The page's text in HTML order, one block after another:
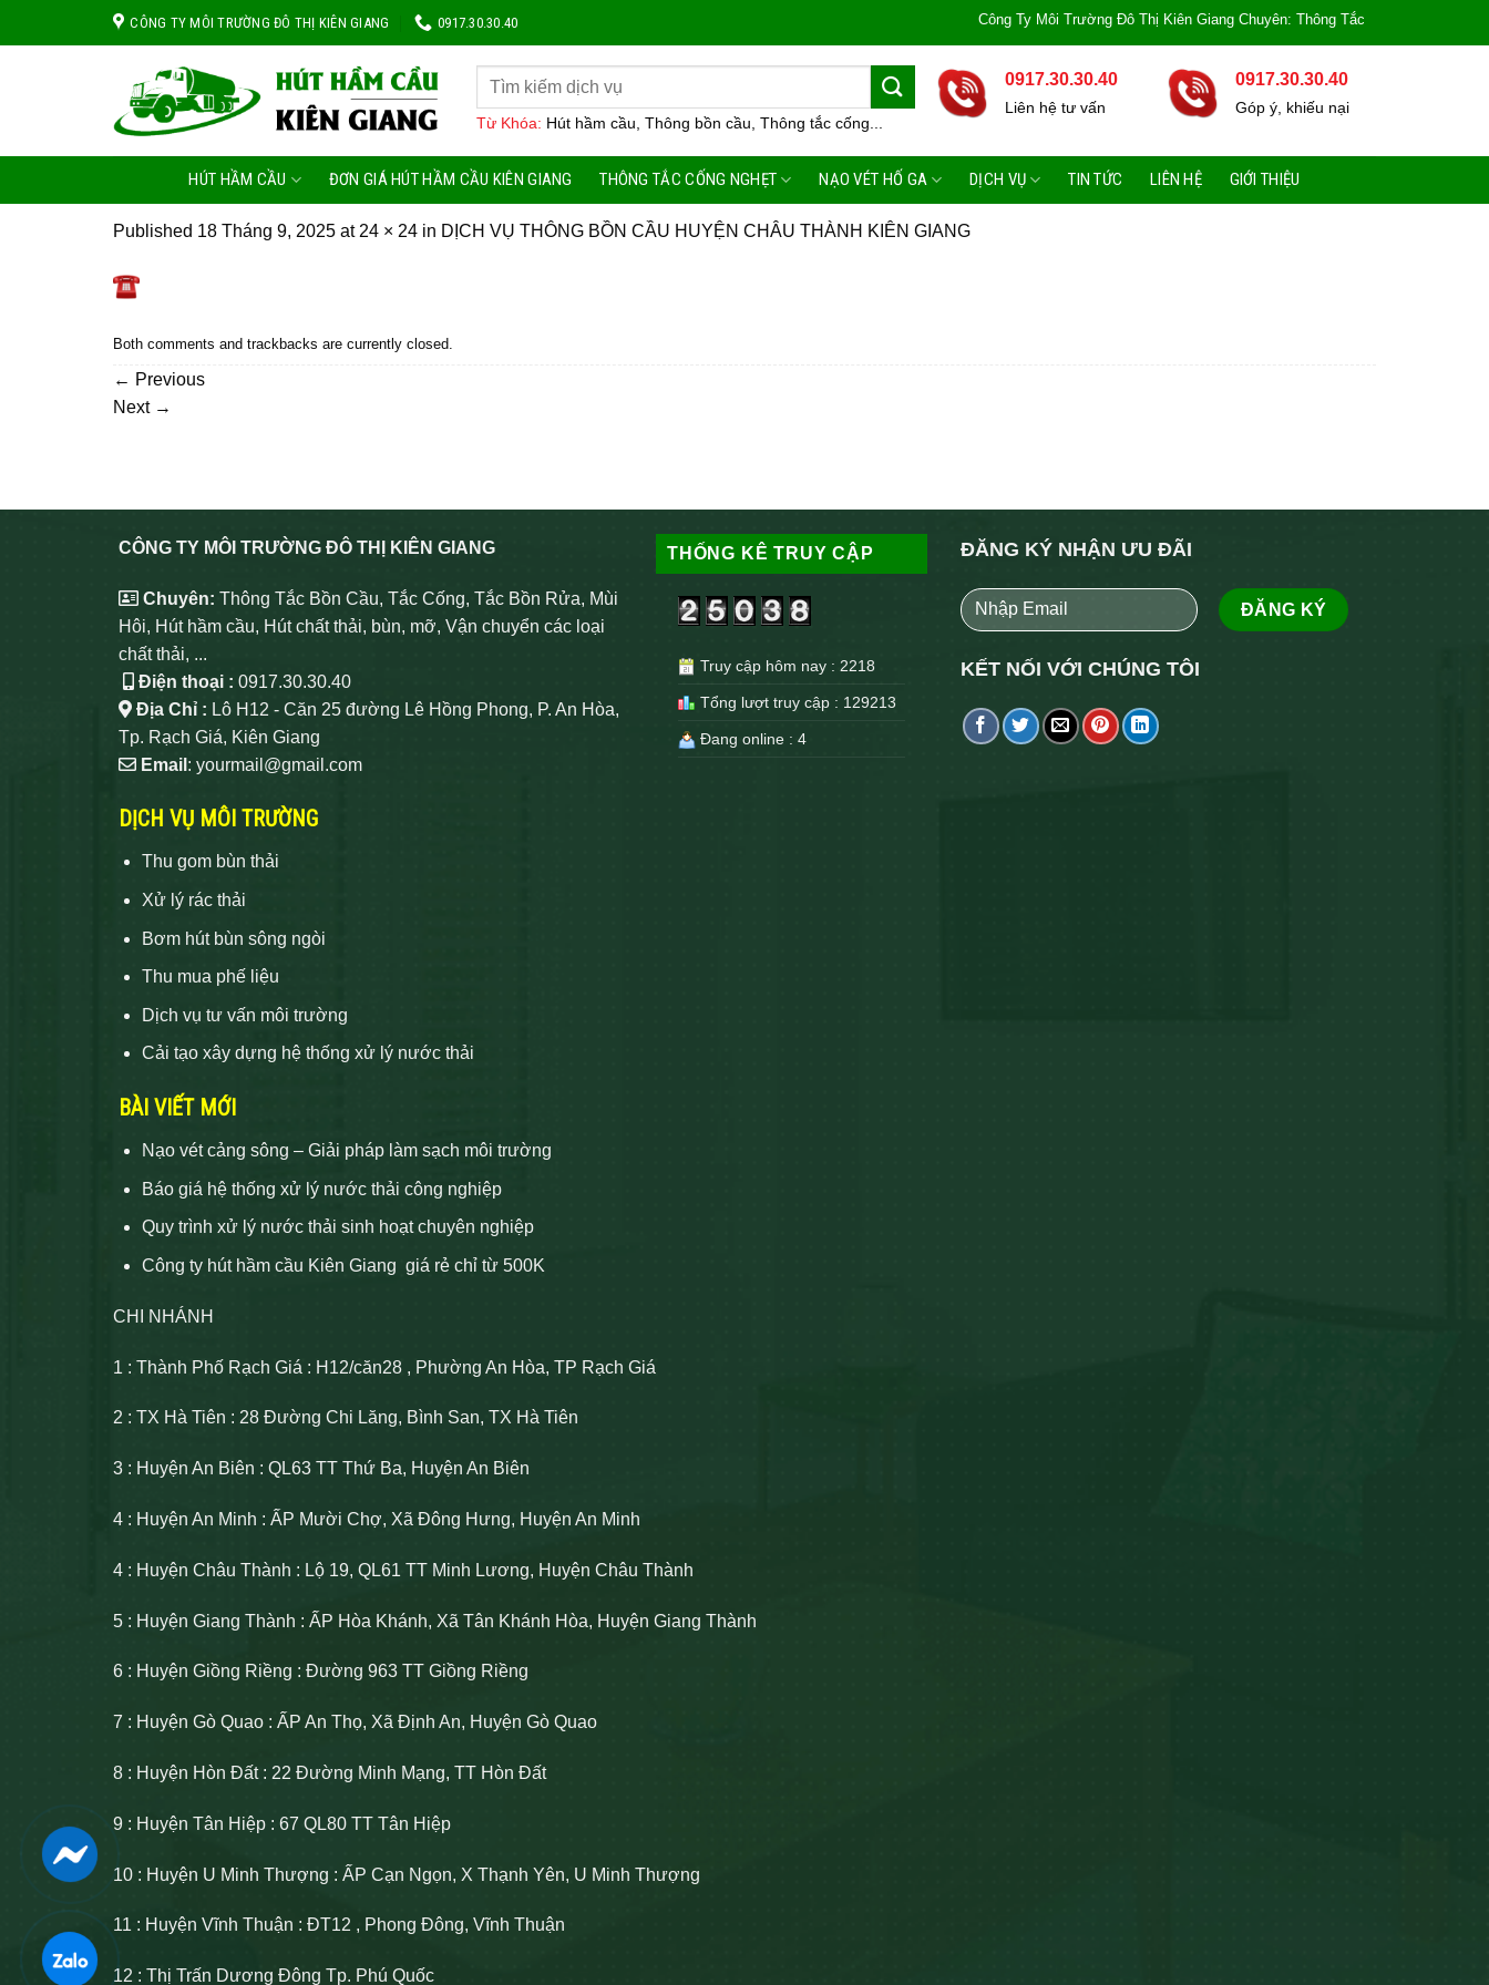
CÔNG TY MÔI TRƯỜNG ĐÔ THỊ KIÊN GIANG 0917.30.30.40 Công Ty Môi Trường Đô Thị Kiên Giang Chuyên: Thông Tắc Bồn Cầu, Tắc Cống,
Từ Khóa: Hút hầm cầu, Thông bồn cầu, Thông tắc cống...
0917.30.30.40
Liên hệ tư vấn
0917.30.30.40
Góp ý, khiếu nại
HÚT HẦM CẦU ĐƠN GIÁ HÚT HẦM CẦU KIÊN GIANG THÔNG TẮC CỐNG NGHẸT NẠO VÉT HỐ GA DỊCH VỤ TIN TỨC LIÊN HỆ GIỚI THIỆU
Published 18 Tháng 9, 2025 at 24 × 24 in DỊCH VỤ THÔNG BỒN CẦU HUYỆN CHÂU THÀNH KIÊN GIANG
Both comments and trackbacks are currently closed.
← Previous
Next →
CÔNG TY MÔI TRƯỜNG ĐÔ THỊ KIÊN GIANG
Chuyên: Thông Tắc Bồn Cầu, Tắc Cống, Tắc Bồn Rửa, Mùi
Hôi, Hút hầm cầu, Hút chất thải, bùn, mỡ, Vận chuyển các loại
chất thải, ...
Điện thoại : 0917.30.30.40
Địa Chỉ : Lô H12 - Căn 25 đường Lê Hồng Phong, P. An Hòa,
Tp. Rạch Giá, Kiên Giang
Email : yourmail@gmail.com
DỊCH VỤ MÔI TRƯỜNG
Thu gom bùn thải
Xử lý rác thải
Bơm hút bùn sông ngòi
Thu mua phế liệu
Dịch vụ tư vấn môi trường
Cải tạo xây dựng hệ thống xử lý nước thải
BÀI VIẾT MỚI
Nạo vét cảng sông – Giải pháp làm sạch môi trường
Báo giá hệ thống xử lý nước thải công nghiệp
Quy trình xử lý nước thải sinh hoạt chuyên nghiệp
Công ty hút hầm cầu Kiên Giang giá rẻ chỉ từ 500K
THỐNG KÊ TRUY CẬP
Truy cập hôm nay : 2218
Tổng lượt truy cập : 129213
Đang online : 4
ĐĂNG KÝ NHẬN ƯU ĐÃI
KẾT NỐI VỚI CHÚNG TÔI
CHI NHÁNH
1 : Thành Phố Rạch Giá : H12/căn28 , Phường An Hòa, TP Rạch Giá
2 : TX Hà Tiên : 28 Đường Chi Lăng, Bình San, TX Hà Tiên
3 : Huyện An Biên : QL63 TT Thứ Ba, Huyện An Biên
4 : Huyện An Minh : ẤP Mười Chợ, Xã Đông Hưng, Huyện An Minh
4 : Huyện Châu Thành : Lộ 19, QL61 TT Minh Lương, Huyện Châu Thành
5 : Huyện Giang Thành : ẤP Hòa Khánh, Xã Tân Khánh Hòa, Huyện Giang Thành
6 : Huyện Giồng Riềng : Đường 963 TT Giồng Riềng
7 : Huyện Gò Quao : ẤP An Thọ, Xã Định An, Huyện Gò Quao
8 : Huyện Hòn Đất : 22 Đường Minh Mạng, TT Hòn Đất
9 : Huyện Tân Hiệp : 67 QL80 TT Tân Hiệp
10 : Huyện U Minh Thượng : ẤP Cạn Ngọn, X Thạnh Yên, U Minh Thượng
11 : Huyện Vĩnh Thuận : ĐT12 , Phong Đông, Vĩnh Thuận
12 : Thị Trấn Dương Đông Tp. Phú Quốc